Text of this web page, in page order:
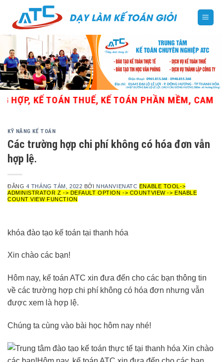
content
TOÁN THUẾ, KẾ TOÁN PHẦN MỀM, CAM KẾT
KỸ NĂNG KẾ TOÁN
Các trường hợp chi phí không có hóa đơn vẫn
hợp lệ.
ĐĂNG 4 THÁNG TÁM, 2022 BỞI NHANVIENATC ENABLE TOOL->
ADMINISTRATOR Z -> DEFAULT OPTION -> COUNTVIEW -> ENABLE
COUNT VIEW FUNCTION
khóa đào tạo kế toán tại thanh hóa
Xin chào các bạn!
Hôm nay, kế toán ATC xin đưa đến cho các bạn thông tin
về các trường hợp chi phí không có hóa đơn nhưng vẫn
được xem là hợp lệ.
Chúng ta cùng vào bài học hôm nay nhé!